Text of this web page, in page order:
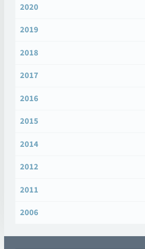
2020
2019
2018
2017
2016
2015
2014
2012
2011
2006